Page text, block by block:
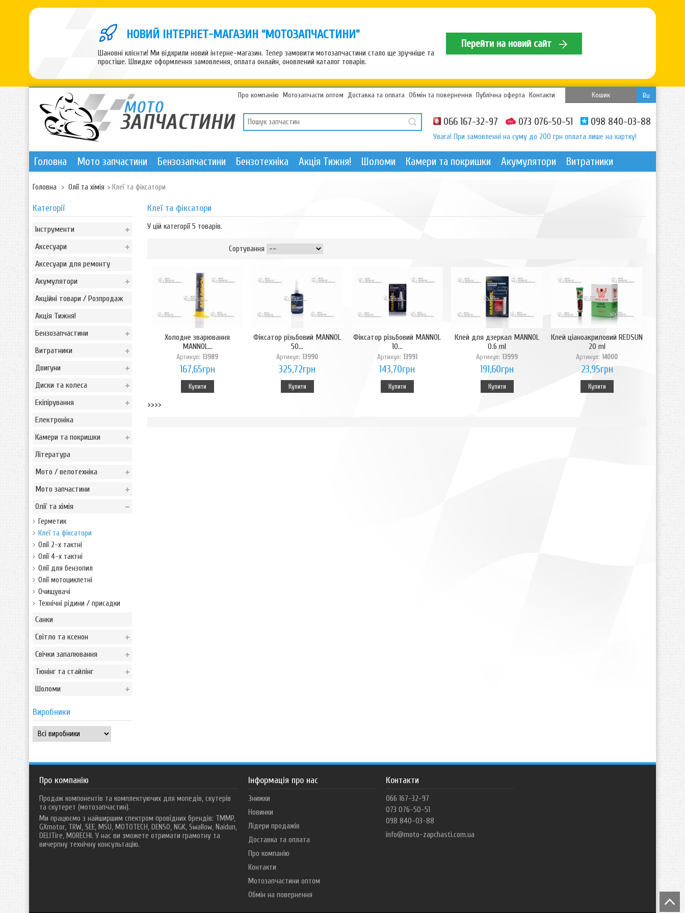
НОВИЙ ІНТЕРНЕТ-МАГАЗИН “МОТОЗАПЧАСТИНИ”
Шановні клієнти! Ми відкрили новий інтерне-магазин. Тепер замовити мотозапчастини стало ще зручніше та
простіше. Швидке оформлення замовлення, оплата онлайн, оновлений каталог товарів.
Перейти на новий сайт
Ru
Про компанію Мотозапчасти оптом Доставка та оплата Обмін та повернення Публічна оферта Контакти Кошик
066 167-32-97 073 076-50-51 098 840-03-88
Увага! При замовленні на суму до 200 грн оплата лише на картку!
Головна Мото запчастини Бензозапчастини Бензотехніка Акція Тижня! Шоломи Камери та покришки Акумулятори Витратники
Головна > Олії та хімія > Клеї та фіксатори
Категорії
Інструменти
Аксесуари
Аксесуари для ремонту
Акумулятори
Акційні товари / Розпродаж
Акція Тижня!
Бензозапчастини
Витратники
Двигуни
Диски та колеса
Екіпірування
Електроніка
Камери та покришки
Література
Мото / велотехніка
Мото запчастини
Олії та хімія
Герметик
Клеї та фіксатори
Олії 2-х тактні
Олії 4-х тактні
Олії для бензопил
Олії мотоциклетні
Очищувачі
Технічні рідини / присадки
Санки
Світло та ксенон
Свічки запалювання
Тюнінг та стайлінг
Шоломи
Виробники
Клеї та фіксатори
У цій категорії 5 товарів.
Сортування
Холодне зварювання
MANNOL...
Артикул: 13989
167,65грн
Купити
Фіксатор різьбовий MANNOL
50...
Артикул: 13990
325,72грн
Купити
Фіксатор різьбовий MANNOL
10...
Артикул: 13991
143,70грн
Купити
Клей для дзеркал MANNOL
0.6 ml
Артикул: 13999
191,60грн
Купити
Клей ціаноакриловий REDSUN
20 ml
Артикул: 14000
23,95грн
Купити
>>>>
Про компанію
Продаж компонентів та комплектуючих для мопедів, скутерів
та скутерет (мотозапчастин).
Ми працюємо з найширшим спектром провідних брендів: TMMP,
GXmotor, TRW, SEE, MSU, MOTOTECH, DENSO, NGK, Swallow, Naidun,
DELITire, MORECHI. У нас ви зможете отримати грамотну та
вичерпну технічну консультацію.
Інформація про нас
Знижки
Новинки
Лідери продажів
Доставка та оплата
Про компанію
Контакти
Мотозапчастини оптом
Обмін на повернення
Контакти
066 167-32-97
073 076-50-51
098 840-03-88
info@moto-zapchasti.com.ua